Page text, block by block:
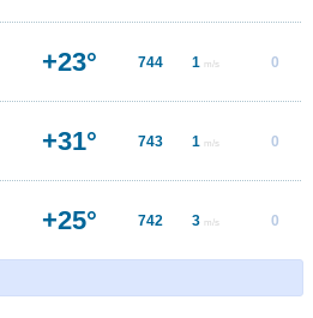
+23° 744 1 m/s 0
+31° 743 1 m/s 0
+25° 742 3 m/s 0